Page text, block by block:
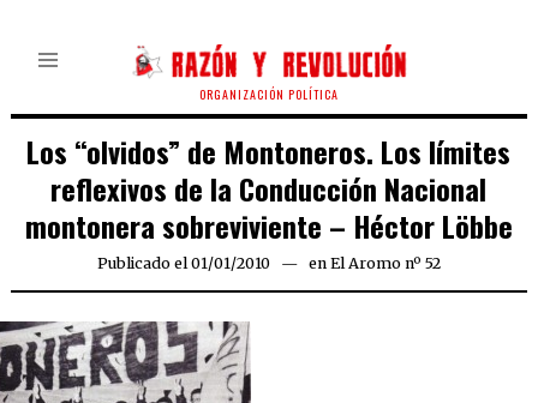
ORGANIZACIÓN POLÍTICA
Los “olvidos” de Montoneros. Los límites
reflexivos de la Conducción Nacional
montonera sobreviviente – Héctor Löbbe
Publicado el 01/01/201025/03/2020
en El Aromo nº 52